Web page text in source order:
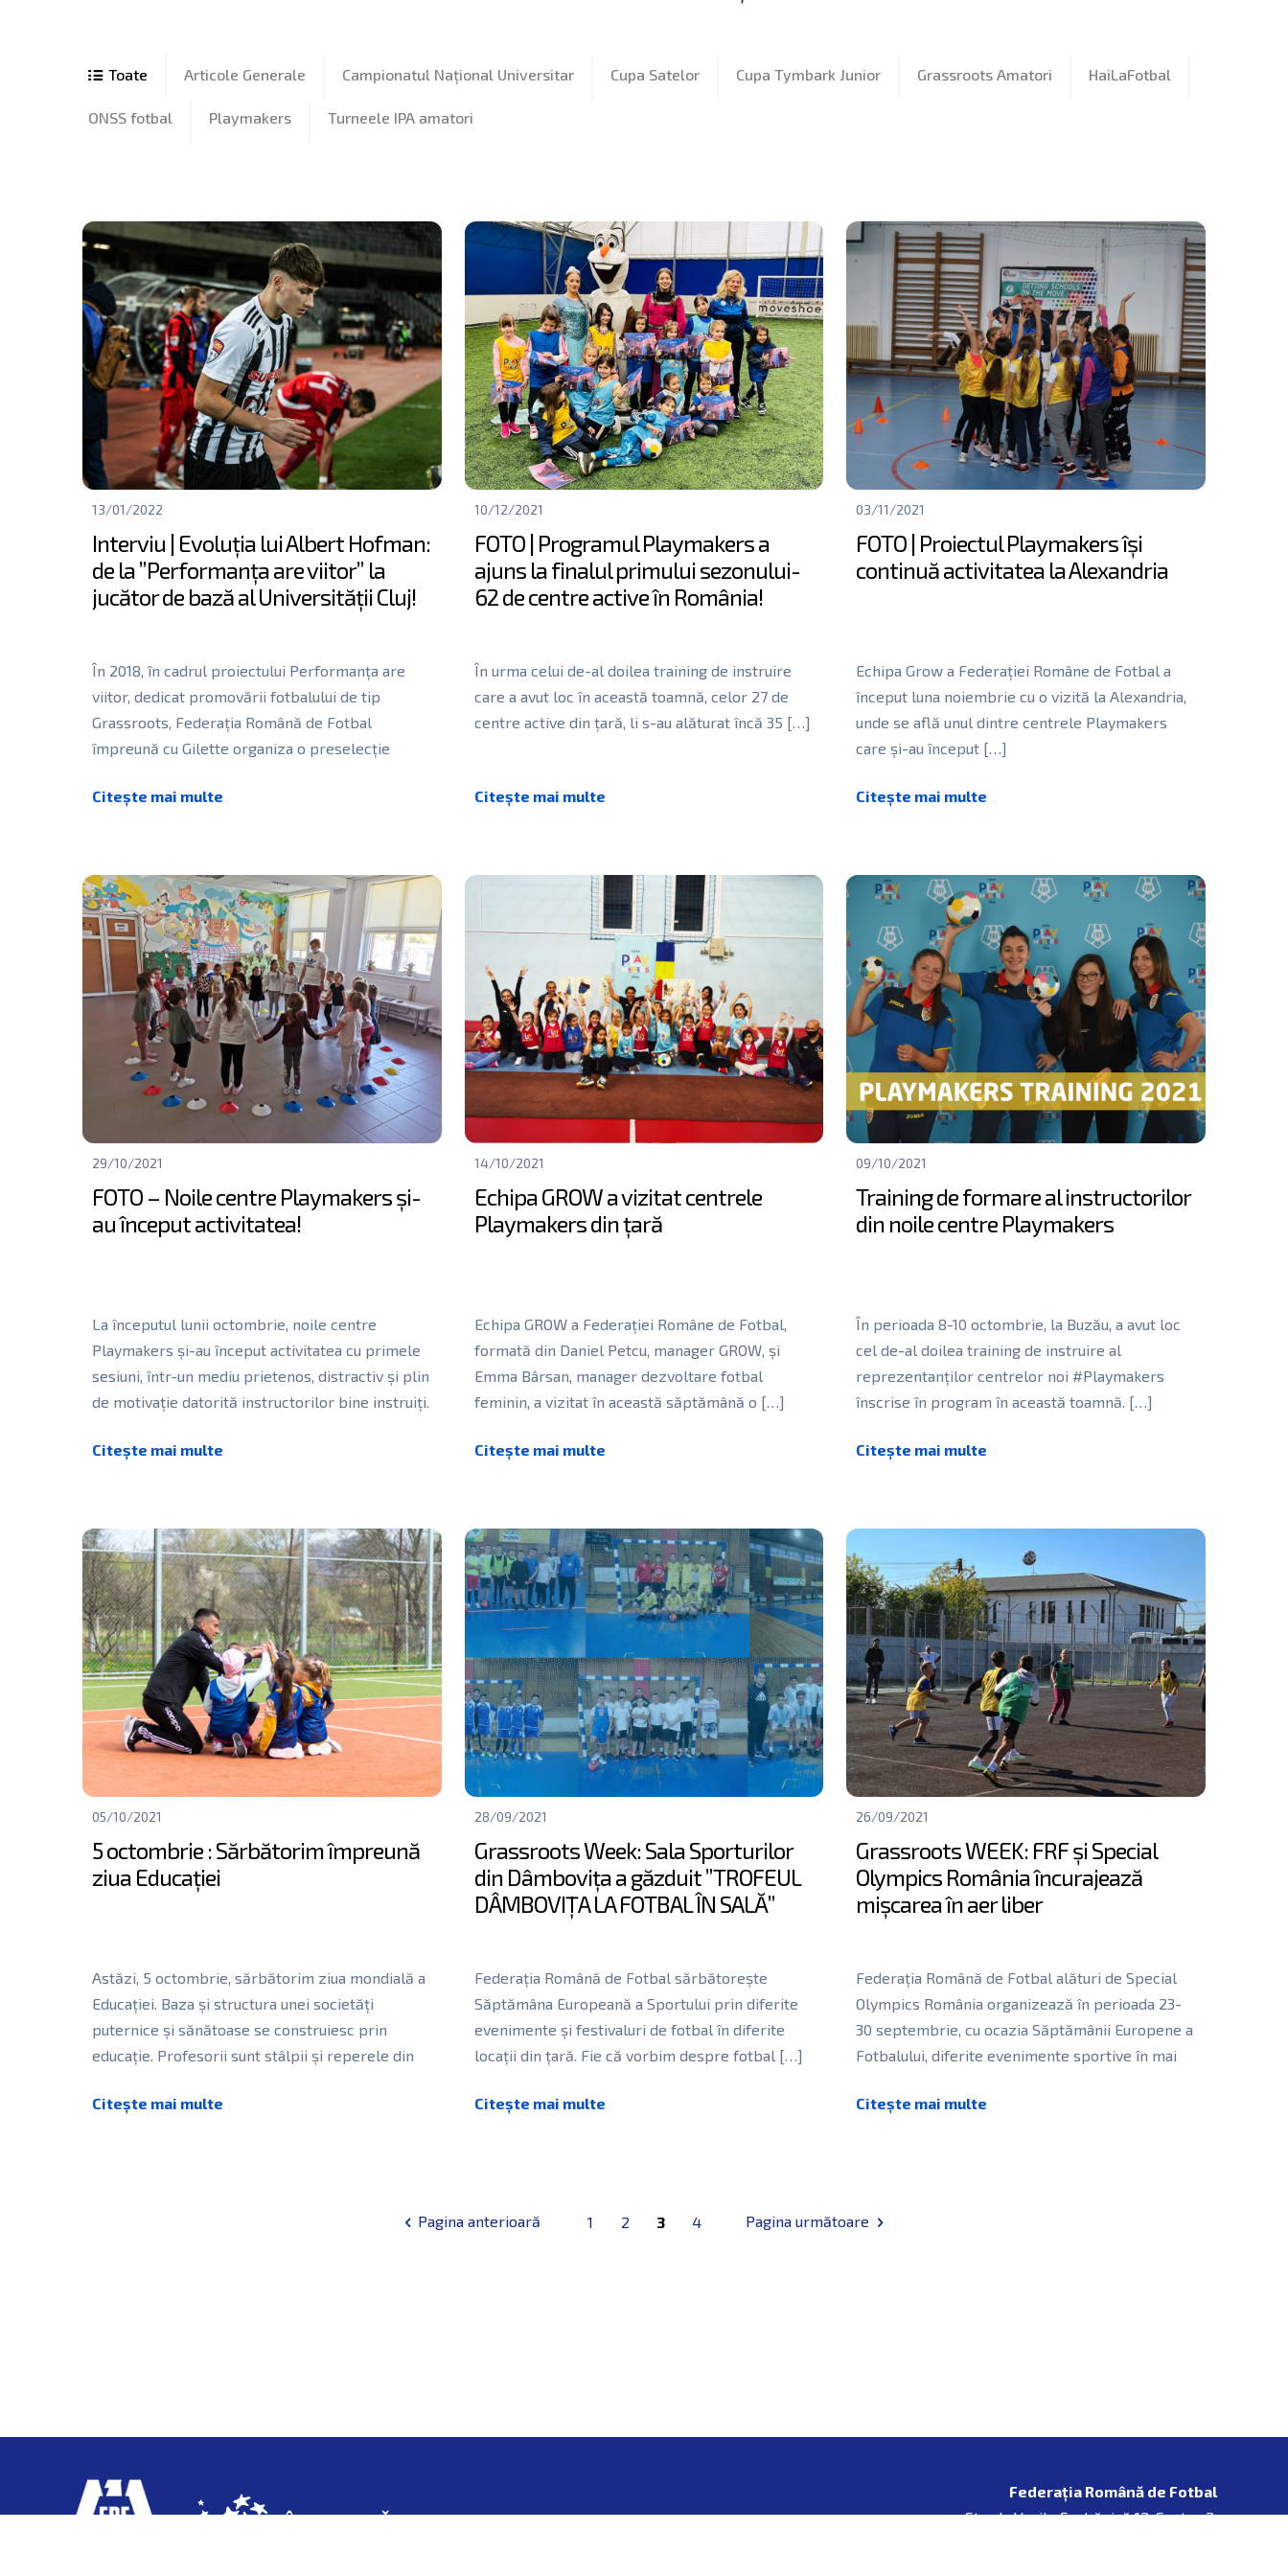
Articole Generale Campionatul Național Universitar Cupa Satelor Cupa Tymbark Junior Grassroots Amatori HaiLaFotbal
ONSS fotbal Playmakers Turneele IPA amatori
13/01/2022
Interviu | Evoluția lui Albert Hofman:
de la ”Performanța are viitor” la
jucător de bază al Universității Cluj!
În 2018, în cadrul proiectului Performanța are
viitor, dedicat promovării fotbalului de tip
Grassroots, Federația Română de Fotbal
împreună cu Gilette organiza o preselecție
10/12/2021
FOTO | Programul Playmakers a
ajuns la finalul primului sezonului-
62 de centre active în România!
În urma celui de-al doilea training de instruire
care a avut loc în această toamnă, celor 27 de
centre active din țară, li s-au alăturat încă 35 […]
03/11/2021
FOTO | Proiectul Playmakers își
continuă activitatea la Alexandria
Echipa Grow a Federației Române de Fotbal a
început luna noiembrie cu o vizită la Alexandria,
unde se află unul dintre centrele Playmakers
care și-au început […]
29/10/2021
FOTO – Noile centre Playmakers și-
au început activitatea!
La începutul lunii octombrie, noile centre
Playmakers și-au început activitatea cu primele
sesiuni, într-un mediu prietenos, distractiv și plin
de motivație datorită instructorilor bine instruiți.
14/10/2021
Echipa GROW a vizitat centrele
Playmakers din țară
Echipa GROW a Federației Române de Fotbal,
formată din Daniel Petcu, manager GROW, și
Emma Bârsan, manager dezvoltare fotbal
feminin, a vizitat în această săptămână o […]
09/10/2021
Training de formare al instructorilor
din noile centre Playmakers
În perioada 8-10 octombrie, la Buzău, a avut loc
cel de-al doilea training de instruire al
reprezentanților centrelor noi #Playmakers
înscrise în program în această toamnă. […]
05/10/2021
5 octombrie : Sărbătorim împreună
ziua Educației
Astăzi, 5 octombrie, sărbătorim ziua mondială a
Educației. Baza și structura unei societăți
puternice și sănătoase se construiesc prin
educație. Profesorii sunt stâlpii și reperele din
28/09/2021
Grassroots Week: Sala Sporturilor
din Dâmbovița a găzduit ”TROFEUL
DÂMBOVIȚA LA FOTBAL ÎN SALĂ”
Federația Română de Fotbal sărbătorește
Săptămâna Europeană a Sportului prin diferite
evenimente și festivaluri de fotbal în diferite
locații din țară. Fie că vorbim despre fotbal[…]
26/09/2021
Grassroots WEEK: FRF și Special
Olympics România încurajează
mișcarea în aer liber
Federația Română de Fotbal alături de Special
Olympics România organizează în perioada 23-
30 septembrie, cu ocazia Săptămânii Europene a
Fotbalului, diferite evenimente sportive în mai
1 2 3 4
Federația Română de Fotbal
Strada Vasile Şerbănică 12, Sector 2,